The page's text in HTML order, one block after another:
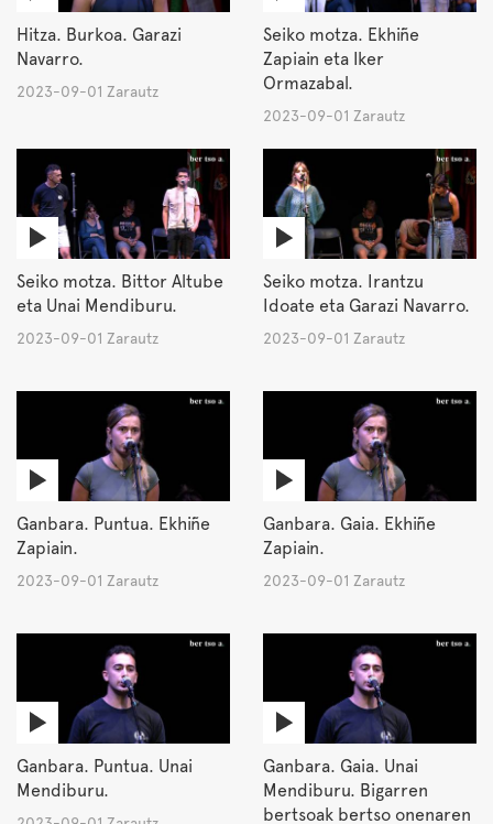
Hitza. Burkoa. Garazi
Navarro.
2023-09-01 Zarautz
Seiko motza. Ekhiñe
Zapiain eta Iker
Ormazabal.
2023-09-01 Zarautz
Seiko motza. Bittor Altube
eta Unai Mendiburu.
2023-09-01 Zarautz
Seiko motza. Irantzu
Idoate eta Garazi Navarro.
2023-09-01 Zarautz
Ganbara. Puntua. Ekhiñe
Zapiain.
2023-09-01 Zarautz
Ganbara. Gaia. Ekhiñe
Zapiain.
2023-09-01 Zarautz
Ganbara. Puntua. Unai
Mendiburu.
Ganbara. Gaia. Unai
Mendiburu. Bigarren
bertsoak bertso onenaren